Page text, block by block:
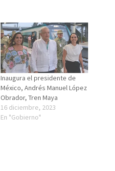
Inaugura el presidente de
México, Andrés Manuel López
Obrador, Tren Maya
16 diciembre, 2023
En "Gobierno"